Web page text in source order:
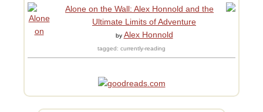
Alone on the Wall: Alex Honnold and the
Ultimate Limits of Adventure
by Alex Honnold
tagged: currently-reading